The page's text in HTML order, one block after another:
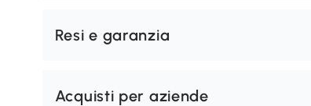
Resi e garanzia
Acquisti per aziende